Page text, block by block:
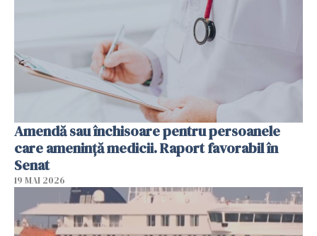
Amendă sau închisoare pentru persoanele
care ameninţă medicii. Raport favorabil în
Senat
19 MAI 2026